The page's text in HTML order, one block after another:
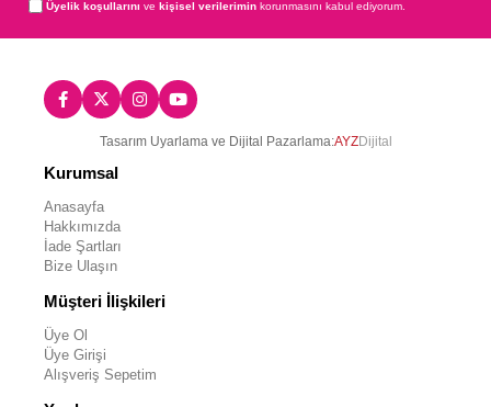
Üyelik koşullarını vekişisel verilerimin korunmasını kabul ediyorum.
Tasarım Uyarlama ve Dijital Pazarlama:AYZDijital
Kurumsal
Anasayfa
Hakkımızda
İade Şartları
Bize Ulaşın
Müşteri İlişkileri
Üye Ol
Üye Girişi
Alışveriş Sepetim